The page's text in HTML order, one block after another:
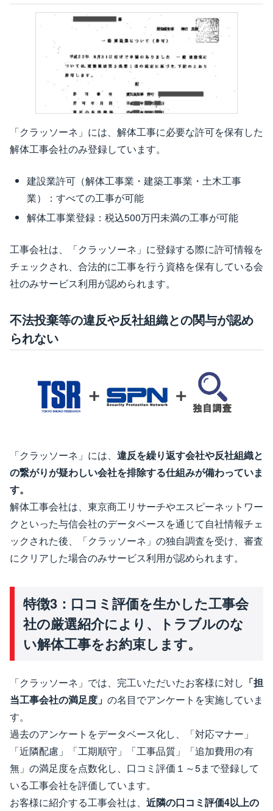
「クラッソーネ」には、解体工事に必要な許可を保有した
解体工事会社のみ登録しています。
建設業許可（解体工事業・建築工事業・土木工事
業）：すべての工事が可能
解体工事業登録：税込500万円未満の工事が可能
工事会社は、「クラッソーネ」に登録する際に許可情報を
チェックされ、合法的に工事を行う資格を保有している会
社のみサービス利用が認められます。
不法投棄等の違反や反社組織との関与が認め
られない
「クラッソーネ」には、 違反を繰り返す会社や反社組織と
の繋がりが疑わしい会社を排除する仕組みが備わっていま
す。
解体工事会社は、東京商工リサーチやエスピーネットワー
クといった与信会社のデータベースを通じて自社情報チェ
ックされた後、「クラッソーネ」の独自調査を受け、審査
にクリアした場合のみサービス利用が認められます。
特徴3：口コミ評価を生かした工事会
社の厳選紹介により、トラブルのな
い解体工事をお約束します。
「クラッソーネ」では、完工いただいたお客様に対し 「担
当工事会社の満足度」 の名目でアンケートを実施していま
す。
過去のアンケートをデータベース化し、「対応マナー」
「近隣配慮」「工期順守」「工事品質」「追加費用の有
無」の満足度を点数化し、口コミ評価１～5まで登録して
いる工事会社を評価しています。
お客様に紹介する工事会社は、 近隣の口コミ評価4以上の